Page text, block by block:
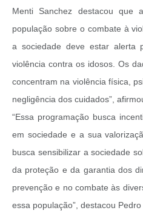
Menti Sanchez destacou que
população sobre o combate à
a sociedade deve estar alerta
violência contra os idosos. Os
concentram na violência física,
negligência dos cuidados”,
“Essa programação busca
em sociedade e a sua
busca sensibilizar a sociedade
da proteção e da garantia dos
prevenção e no combate às
essa população”, destacou Pedro